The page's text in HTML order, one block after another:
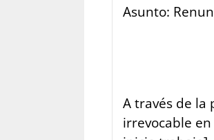
Asunto:
A través de la
irrevocable